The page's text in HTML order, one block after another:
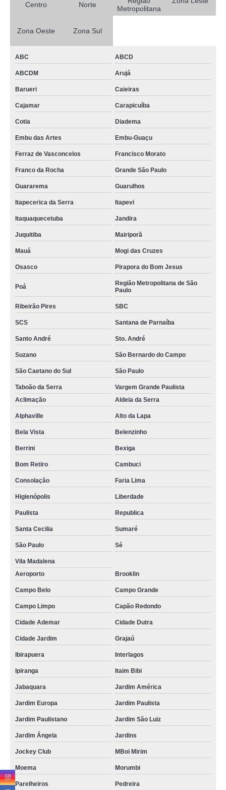
Centro
Norte
Metropolitana
Zona Oeste Zona Sul
ABC ABCD
ABCDM Arujá
Barueri Caieiras
Cajamar Carapicuíba
Cotia Diadema
Embu das Artes Embu-Guaçu
Ferraz de Vasconcelos Francisco Morato
Franco da Rocha Grande São Paulo
Guararema Guarulhos
Itapecerica da Serra Itapevi
Itaquaquecetuba Jandira
Juquitiba Mairiporã
Mauá Mogi das Cruzes
Osasco Pirapora do Bom Jesus
Poá
Região Metropolitana de São
Paulo
Ribeirão Pires SBC
SCS Santana de Parnaíba
Santo André Sto. André
Suzano São Bernardo do Campo
São Caetano do Sul São Paulo
Taboão da Serra
Vargem Grande Paulista
Aclimação
Aldeia da Serra
Alphaville Alto da Lapa
Bela Vista Belenzinho
Berrini Bexiga
Bom Retiro Cambuci
Consolação Faria Lima
Higienópolis Liberdade
Paulista Republica
Santa Cecilia Sumaré
São Paulo Sé
Vila Madalena
Aeroporto
Brooklin
Campo Belo Campo Grande
Campo Limpo Capão Redondo
Cidade Ademar Cidade Dutra
Cidade Jardim Grajaú
Ibirapuera Interlagos
Ipiranga Itaim Bibi
Jabaquara Jardim América
Jardim Europa Jardim Paulista
Jardim Paulistano Jardim São Luiz
Jardim Ângela Jardins
Jockey Club MBoi Mirim
Moema Morumbi
Parelheiros Pedreira